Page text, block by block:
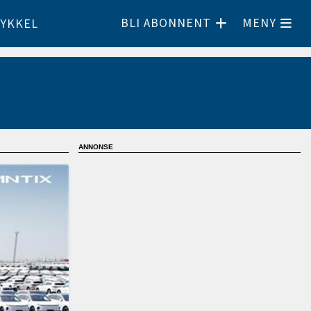
BLI ABONNENT MENY